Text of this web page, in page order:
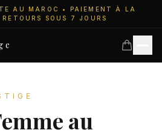
AU MAROC • PAIEMENT À LA
SOUS 7 JOURS
au